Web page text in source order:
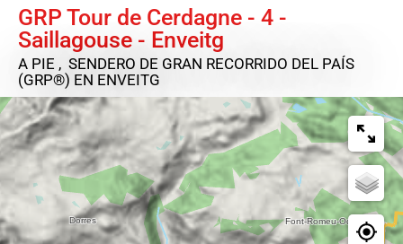
GRP Tour de Cerdagne - 4 -
Saillagouse - Enveitg
A PIE , SENDERO DE GRAN RECORRIDO DEL PAÍS
(GRP®) EN ENVEITG